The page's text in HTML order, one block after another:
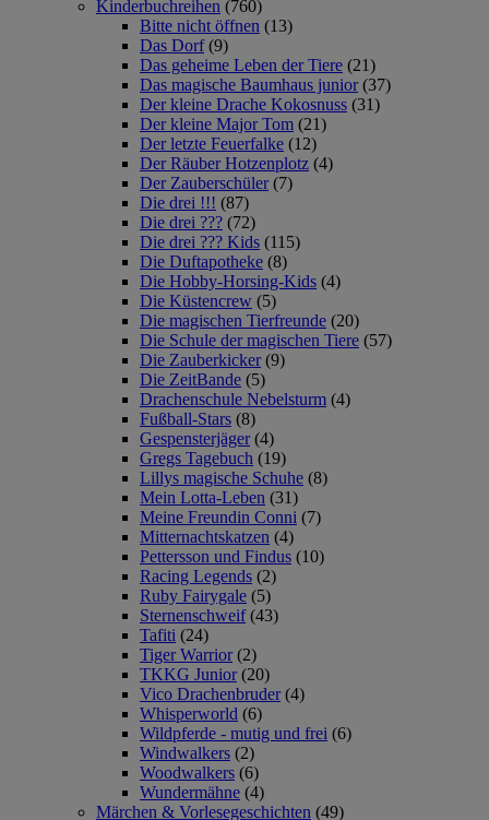
Kinderbuchreihen (760)
Bitte nicht öffnen (13)
Das Dorf (9)
Das geheime Leben der Tiere (21)
Das magische Baumhaus junior (37)
Der kleine Drache Kokosnuss (31)
Der kleine Major Tom (21)
Der letzte Feuerfalke (12)
Der Räuber Hotzenplotz (4)
Der Zauberschüler (7)
Die drei !!! (87)
Die drei ??? (72)
Die drei ??? Kids (115)
Die Duftapotheke (8)
Die Hobby-Horsing-Kids (4)
Die Küstencrew (5)
Die magischen Tierfreunde (20)
Die Schule der magischen Tiere (57)
Die Zauberkicker (9)
Die ZeitBande (5)
Drachenschule Nebelsturm (4)
Fußball-Stars (8)
Gespensterjäger (4)
Gregs Tagebuch (19)
Lillys magische Schuhe (8)
Mein Lotta-Leben (31)
Meine Freundin Conni (7)
Mitternachtskatzen (4)
Pettersson und Findus (10)
Racing Legends (2)
Ruby Fairygale (5)
Sternenschweif (43)
Tafiti (24)
Tiger Warrior (2)
TKKG Junior (20)
Vico Drachenbruder (4)
Whisperworld (6)
Wildpferde - mutig und frei (6)
Windwalkers (2)
Woodwalkers (6)
Wundermähne (4)
Märchen & Vorlesegeschichten (49)